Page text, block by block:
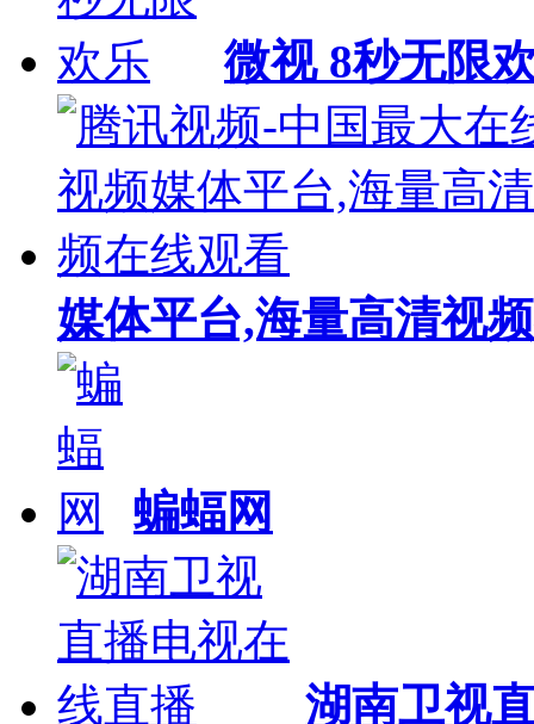
微视 8秒无限
媒体平台,海量高清视
蝙蝠网
湖南卫视